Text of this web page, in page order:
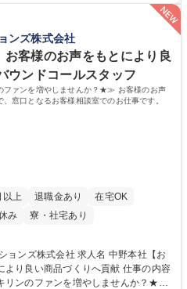
教えるため、ご経験が浅くても安心！
境です。 募集職種 【総
/組織運営を支えるゼネラリストを目
尚可】■人事、労務、採用、教育業務
保険手続き・勤怠管理など）の経験
ンズ株式会社
客様のお声をもとにより良
ウンドコールスタッフ
ァンを増やしませんか？★≫ お客様のお声
窓口となるお客様相談室でのお仕事です。
以上 退職金あり
在宅OK
み 寮・社宅あり
求人名 中野本社【お
い商品づくりへ貢献 仕事の内容
ンのファンを増やしませんか？★≫